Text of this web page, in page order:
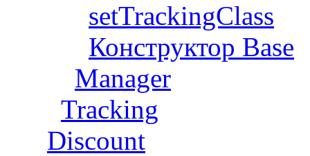
setTrackingClass
Конструктор Base
Manager
Tracking
Discount